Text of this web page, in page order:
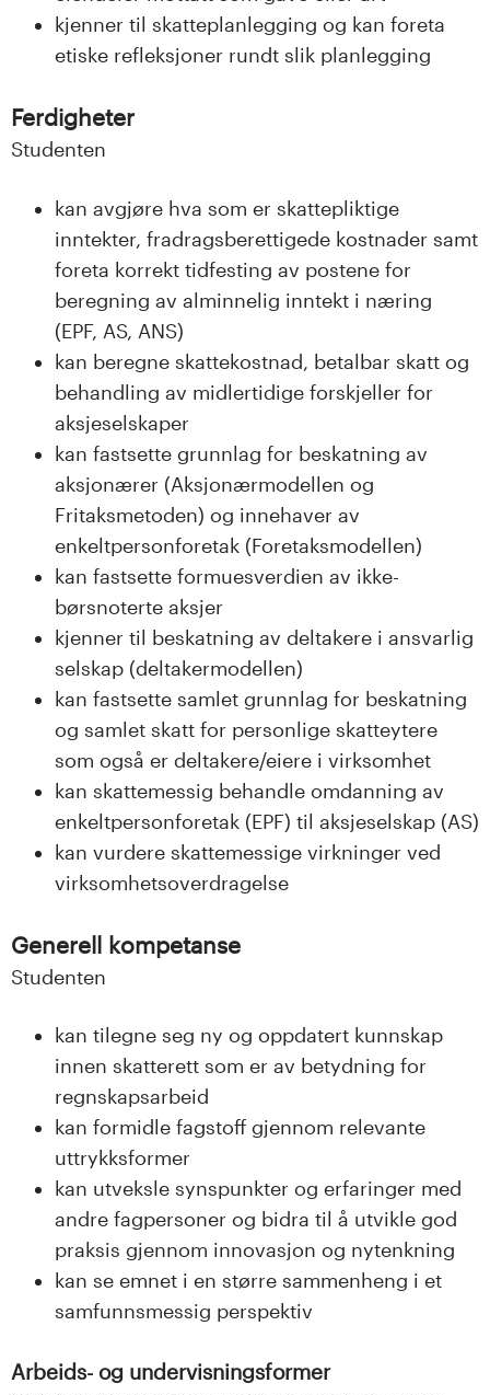
kjenner til skatteplanlegging og kan foreta
etiske refleksjoner rundt slik planlegging
Ferdigheter
Studenten
kan avgjøre hva som er skattepliktige
inntekter, fradragsberettigede kostnader samt
foreta korrekt tidfesting av postene for
beregning av alminnelig inntekt i næring
(EPF, AS, ANS)
kan beregne skattekostnad, betalbar skatt og
behandling av midlertidige forskjeller for
aksjeselskaper
kan fastsette grunnlag for beskatning av
aksjonærer (Aksjonærmodellen og
Fritaksmetoden) og innehaver av
enkeltpersonforetak (Foretaksmodellen)
kan fastsette formuesverdien av ikke-
børsnoterte aksjer
kjenner til beskatning av deltakere i ansvarlig
selskap (deltakermodellen)
kan fastsette samlet grunnlag for beskatning
og samlet skatt for personlige skatteytere
som også er deltakere/eiere i virksomhet
kan skattemessig behandle omdanning av
enkeltpersonforetak (EPF) til aksjeselskap (AS)
kan vurdere skattemessige virkninger ved
virksomhetsoverdragelse
Generell kompetanse
Studenten
kan tilegne seg ny og oppdatert kunnskap
innen skatterett som er av betydning for
regnskapsarbeid
kan formidle fagstoff gjennom relevante
uttrykksformer
kan utveksle synspunkter og erfaringer med
andre fagpersoner og bidra til å utvikle god
praksis gjennom innovasjon og nytenkning
kan se emnet i en større sammenheng i et
samfunnsmessig perspektiv
Arbeids- og undervisningsformer